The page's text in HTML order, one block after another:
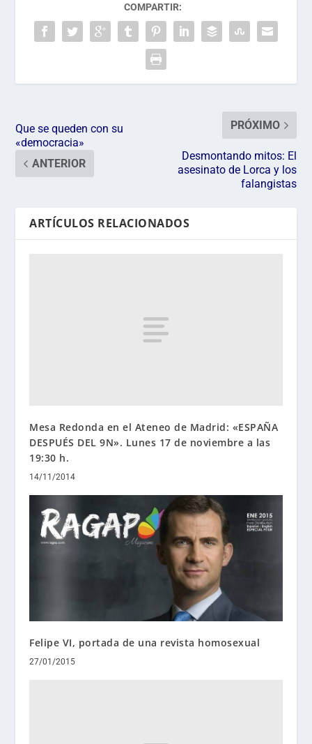
COMPARTIR:
Que se queden con su
«democracia»
ANTERIOR
PRÓXIMO
Desmontando mitos: El
asesinato de Lorca y los
falangistas
ARTÍCULOS RELACIONADOS
Mesa Redonda en el Ateneo de Madrid: «ESPAÑA
DESPUÉS DEL 9N». Lunes 17 de noviembre a las
19:30 h.
14/11/2014
Felipe VI, portada de una revista homosexual
27/01/2015